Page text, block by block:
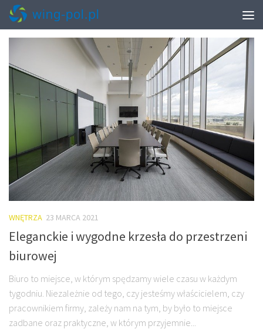
MONTHLY ARCHIVE:
WNĘTRZA 23 MARCA 2021
Eleganckie i wygodne krzesła do przestrzeni
biurowej
Biuro to miejsce, w którym spędzamy wiele czasu w każdym
tygodniu. Niezależnie od tego, czy jesteśmy właścicielem, czy
pracownikiem firmy, zależy nam na tym, by było to miejsce
zadbane oraz praktyczne, w którym przyjemnie...